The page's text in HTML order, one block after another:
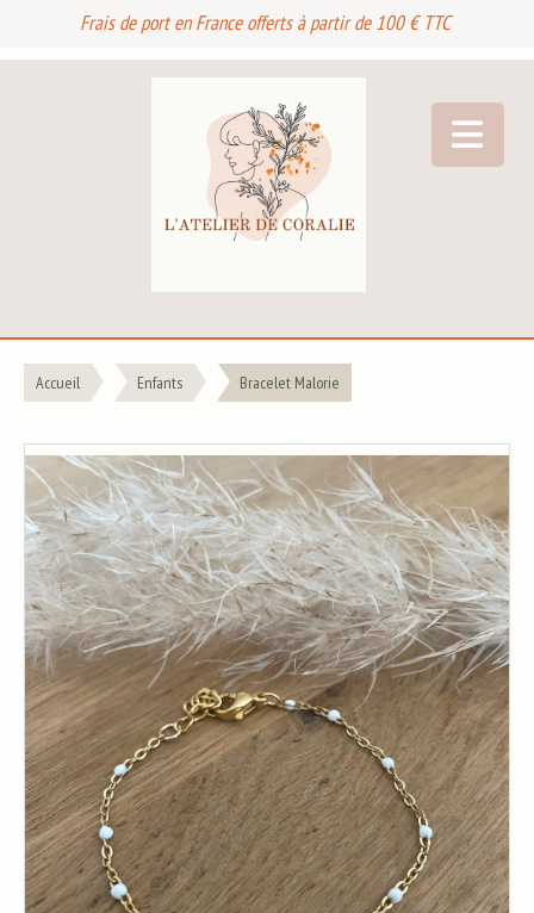
Frais de port en France offerts à partir de 100 € TTC
Accueil Enfants Bracelet Malorie